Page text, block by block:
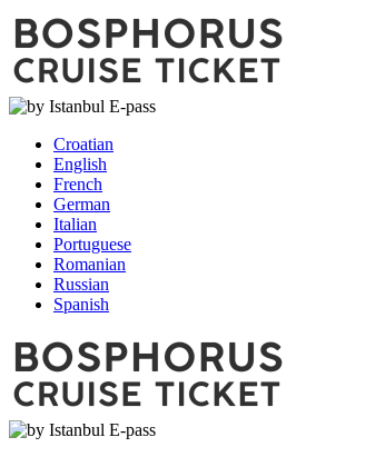
Croatian
English
French
German
Italian
Portuguese
Romanian
Russian
Spanish